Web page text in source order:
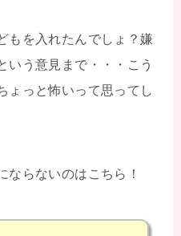
もを入れたんでしょ？嫌
いう意見まで・・・こう
ょっと怖いって思ってし
ならないのはこちら！